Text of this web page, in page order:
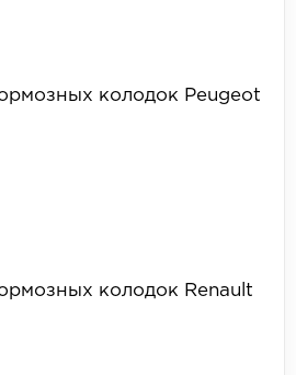
колодок Peugeot
колодок Renault